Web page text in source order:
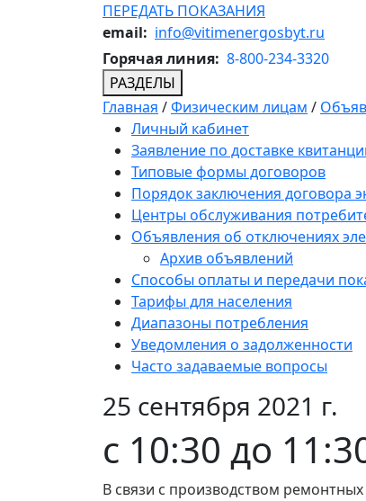
ПЕРЕДАТЬ ПОКАЗАНИЯ
email: info@vitimenergosbyt.ru
Горячая линия: 8-800-234-3320
РАЗДЕЛЫ
Главная /Физическим лицам /
Личный кабинет
Заявление по доставке
Типовые формы договоров
Порядок заключения договора
Центры обслуживания
Объявления об отключениях
Архив объявлений
Способы оплаты и передачи
Тарифы для населения
Диапазоны потребления
Уведомления о задолженности
Часто задаваемые вопросы
25 сентября 2021 г.
с 10:30 до
В связи с производством